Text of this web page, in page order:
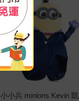
小小兵 minions Kevin 凱文